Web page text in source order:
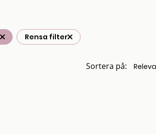
Rensa filter
Sortera på: